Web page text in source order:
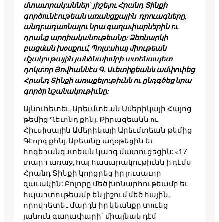
մտաւորականներ` յիշելու Հրանդ Տինքի
գործունէութեան առանցքային դրուագները,
անդրադառնալու նրա գաղափարներին ու
դրանց արդիականութեանը: Ձեռնարկի
բացման խօսքում, Պոլսահայ միութեան
մշակութային յանձնախմբի ատենապետ
դոկտոր Յովհաննէս Գ. Աւետիքեանն ամփոփեց
Հրանդ Տինքի առաքելութիւնն ու ընդգծեց նրա
գործի նշանակութիւնը:
Այնուհետեւ, Արեւմտեան Ամերիկայի Հայոց
թեմից Ղեւոնդ քհնյ. Քիրազեանն ու
Հիւսիսային Ամերիկայի Արեւմտեան թեմից
Գէորգ քհնյ. Աբեանը աղօթեցին եւ
հոգեհանգստեան կարգ մատուցեցին: «17
տարի առաջ, հայ հասարակութիւնն ի դէմս
Հրանդ Տինքի կորցրեց իր լուսաւոր
զաւակին: Բոլորը մեծ խոնարհութեամբ եւ
հպարտութեամբ են յիշում մեծ հային,
որովհետեւ մարդն իր կեանքը տուեց
յանուն գաղափարի` միայնակ դէմ